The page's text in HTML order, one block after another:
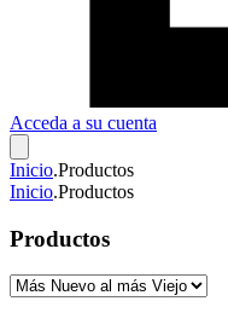
Acceda a su cuenta
Inicio.Productos
Inicio.Productos
Productos